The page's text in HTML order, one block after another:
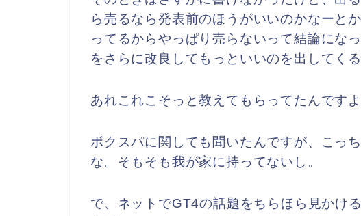
ら売るなら発表前のほうがいいのかなーと
ってるからやっぱり売らないって結論にな
をさらに改良してもっといいのを出してく
あれこれこそっと教えてもらってたんですよ
ボクスパに関しても聞いたんですが、こっ
な。そもそも我が家に持ってないし。
で、ネットでGT4の話題をちらほら見かけ